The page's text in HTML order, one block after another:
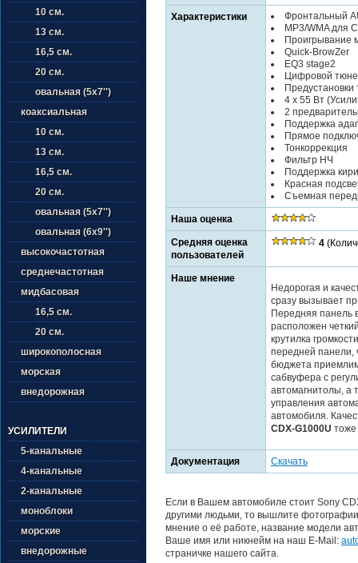
10 см.
13 см.
16,5 см.
20 см.
овальная (5х7'')
коаксиальная
10 см.
13 см.
16,5 см.
20 см.
овальная (5х7'')
овальная (6х9'')
высокочастотная
среднечастотная
мидбасовая
16,5 см.
20 см.
широкополосная
морская
внедорожная
УСИЛИТЕЛИ
5-канальные
4-канальные
2-канальные
моноблоки
морские
внедорожные
Характеристики
Фронтальный
MP3/WMA для
Проигрывание
Quick-BrowZer
EQ3 stage2
Цифровой
Предустановки
4 x 55 Вт
2
Поддержка
Прямое
Тонкоррекция
Фильтр НЧ
Поддержка
Красная
Съемная
Наша оценка
Средняя оценка
пользователей
4
Наше мнение
Недорогая и
сразу вызывает
Передняя панель
расположен
крутилка
передней панели,
бюджета
сабвуфера с
автомагнитолы, а
управления
автомобиля.
CDX-G1000U тоже
Документация Скачать
Если в Вашем автомобиле стоит Sony
другими людьми, то вышлите
мнение о её работе, название модели
Ваше имя или никнейм на наш E-Mail:
страничке нашего сайта.